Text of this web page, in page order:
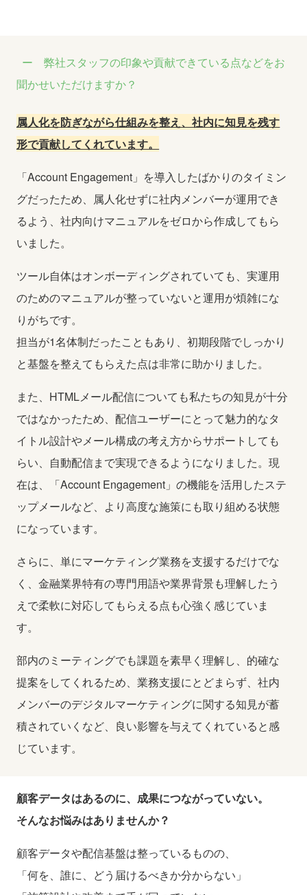
弊社スタッフの印象や貢献できている点などをお
聞かせいただけますか？
属人化を防ぎながら仕組みを整え、社内に知見を残す
形で貢献してくれています。
「Account Engagement」を導入したばかりのタイミン
グだったため、属人化せずに社内メンバーが運用でき
るよう、社内向けマニュアルをゼロから作成してもら
いました。
ツール自体はオンボーディングされていても、実運用
のためのマニュアルが整っていないと運用が煩雑にな
りがちです。
担当が1名体制だったこともあり、初期段階でしっかり
と基盤を整えてもらえた点は非常に助かりました。
また、HTMLメール配信についても私たちの知見が十分
ではなかったため、配信ユーザーにとって魅力的なタ
イトル設計やメール構成の考え方からサポートしても
らい、自動配信まで実現できるようになりました。現
在は、「Account Engagement」の機能を活用したステ
ップメールなど、より高度な施策にも取り組める状態
になっています。
さらに、単にマーケティング業務を支援するだけでな
く、金融業界特有の専門用語や業界背景も理解したう
えで柔軟に対応してもらえる点も心強く感じていま
す。
部内のミーティングでも課題を素早く理解し、的確な
提案をしてくれるため、業務支援にとどまらず、社内
メンバーのデジタルマーケティングに関する知見が蓄
積されていくなど、良い影響を与えてくれていると感
じています。
顧客データはあるのに、成果につながっていない。
そんなお悩みはありませんか？
顧客データや配信基盤は整っているものの、
「何を、誰に、どう届けるべきか分からない」